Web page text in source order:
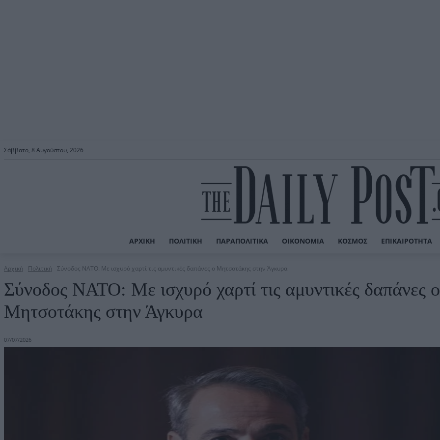
Σάββατο, 8 Αυγούστου, 2026
ΑΡΧΙΚΉ ΠΟΛΙΤΙΚΉ ΠΑΡΑΠΟΛΙΤΙΚΆ ΟΙΚΟΝΟΜΊΑ ΚΌΣΜΟΣ ΕΠΙΚΑΙΡΌΤΗΤΑ
Αρχική Πολιτική Σύνοδος ΝΑΤΟ: Με ισχυρό χαρτί τις αμυντικές δαπάνες ο Μητσοτάκης στην Άγκυρα
Σύνοδος ΝΑΤΟ: Με ισχυρό χαρτί τις αμυντικές δαπάνες ο
Μητσοτάκης στην Άγκυρα
07/07/2026